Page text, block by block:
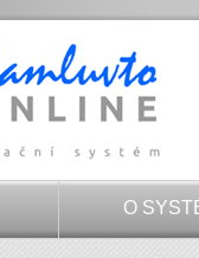
O